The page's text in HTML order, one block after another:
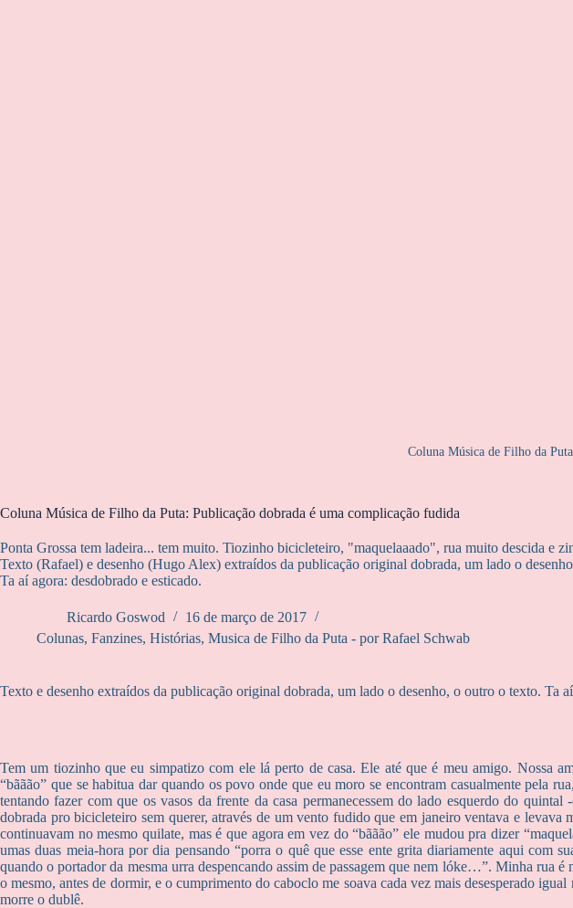
Coluna Música de Filho da
Coluna Música de Filho da Puta: Publicação dobrada é uma complicação fudida
Ponta Grossa tem ladeira... tem muito. Tiozinho bicicleteiro, "maquelaaado", rua muito descida e
Texto (Rafael) e desenho (Hugo Alex) extraídos da publicação original dobrada, um lado o
Ta aí agora: desdobrado e esticado.
Ricardo Goswod
16 de março de 2017
Colunas, Fanzines, Histórias, Musica de Filho da Puta - por Rafael Schwab
Texto e desenho extraídos da publicação original dobrada, um lado o desenho, o outro o texto. Ta
Tem um tiozinho que eu simpatizo com ele lá perto de casa. Ele até que é meu amigo. Nossa
“bããão” que se habitua dar quando os povo onde que eu moro se encontram casualmente
tentando fazer com que os vasos da frente da casa permanecessem do lado esquerdo do
dobrada pro bicicleteiro sem querer, através de um vento fudido que em janeiro ventava e
continuavam no mesmo quilate, mas é que agora em vez do “bããão” ele mudou pra dizer
umas duas meia-hora por dia pensando “porra o quê que esse ente grita diariamente aqui
quando o portador da mesma urra despencando assim de passagem que nem lóke…”. Minha
o mesmo, antes de dormir, e o cumprimento do caboclo me soava cada vez mais desesperado
morre o dublê.